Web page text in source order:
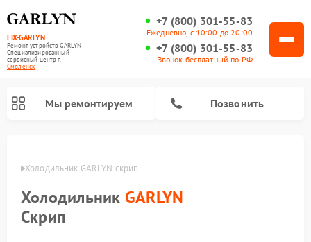
FIX-GARLYN
Ремонт устройств GARLYN
Специализированный
cервисный центр г.
Смоленск
+7 (800) 301-55-83
Ежедневно, с 10:00 до 20:00
+7 (800) 301-55-83
Звонок бесплатный по РФ
Мы ремонтируем Позвонить
Холодильник GARLYN скрип
Холодильник GARLYN
Скрип